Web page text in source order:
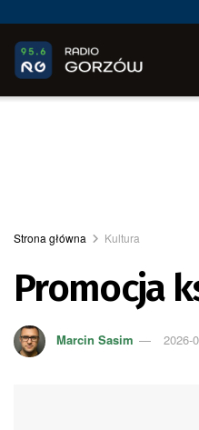
Strona główna Kultura
Promocja
Marcin Sasim 2026-